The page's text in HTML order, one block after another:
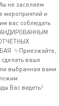
не заселяем
мероприятий и
вас соблюдать
✨Приезжайте,
ваше
выбранная вами
Вас видеть!